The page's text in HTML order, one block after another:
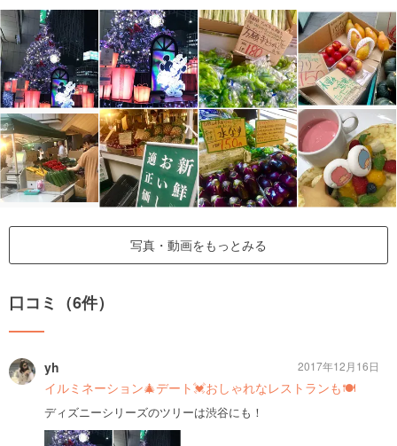
写真・動画をもっとみる
口コミ（6件）
yh
イルミネーション🎄デート💓おしゃれなレストランも🍽
ディズニーシリーズのツリーは渋谷にも！
2017年12月16日